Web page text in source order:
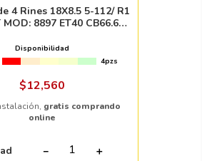
4 Rines 18X8.5 5-112/ R1
MOD: 8897 ET40 CB66.6
Disponibilidad
4pzs
$12,560
gratis comprando
online
＋
－